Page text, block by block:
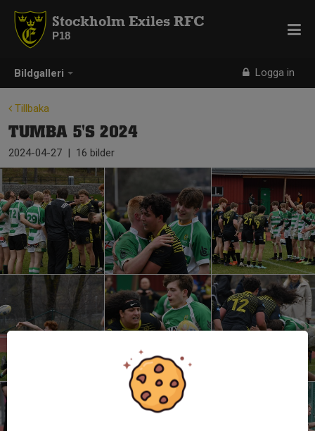
Bildgalleri Logga in
Stockholm Exiles RFC
P18
Tillbaka
TUMBA 5'S 2024
2024-04-27 | 16 bilder